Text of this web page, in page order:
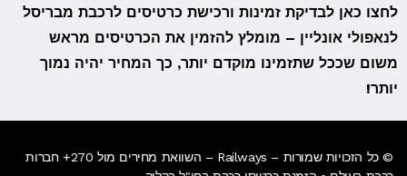
לחצו כאן לבדיקת זמינות ורכישת כרטיסים לרכבת מבריסל
לנאפולי אונליין – מומלץ להזמין את הכרטיסים מראש
משום שככל שתזמינו מוקדם יותר, כך המחיר יהיה נמוך
יותר!
© כל הזכויות שמורות – Railways – השוואת מחירים מול 270+ חברות